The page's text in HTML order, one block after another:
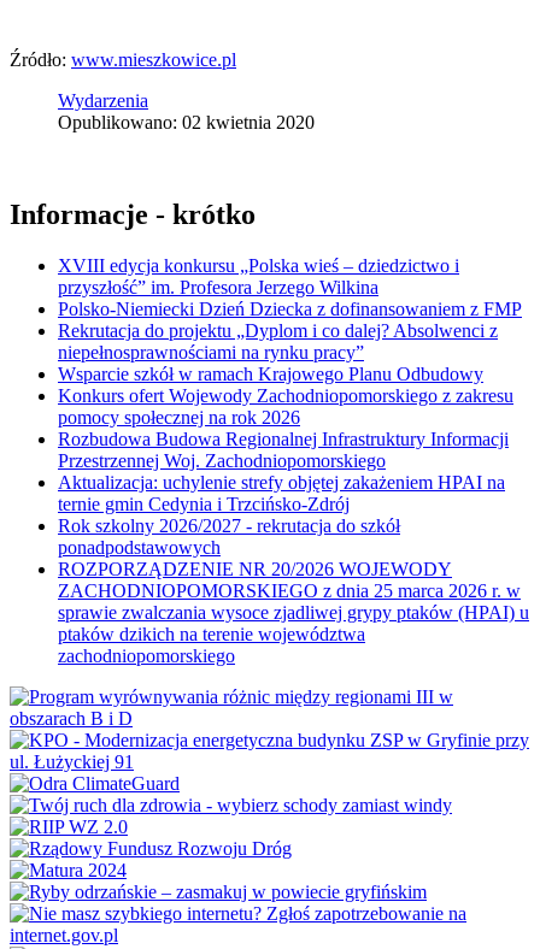
Źródło: www.mieszkowice.pl
Wydarzenia
Opublikowano: 02 kwietnia 2020
Informacje - krótko
XVIII edycja konkursu „Polska wieś – dziedzictwo i
przyszłość” im. Profesora Jerzego Wilkina
Polsko-Niemiecki Dzień Dziecka z dofinansowaniem z FMP
Rekrutacja do projektu „Dyplom i co dalej? Absolwenci z
niepełnosprawnościami na rynku pracy”
Wsparcie szkół w ramach Krajowego Planu Odbudowy
Konkurs ofert Wojewody Zachodniopomorskiego z zakresu
pomocy społecznej na rok 2026
Rozbudowa Budowa Regionalnej Infrastruktury Informacji
Przestrzennej Woj. Zachodniopomorskiego
Aktualizacja: uchylenie strefy objętej zakażeniem HPAI na
ternie gmin Cedynia i Trzcińsko-Zdrój
Rok szkolny 2026/2027 - rekrutacja do szkół
ponadpodstawowych
ROZPORZĄDZENIE NR 20/2026 WOJEWODY
ZACHODNIOPOMORSKIEGO z dnia 25 marca 2026 r. w
sprawie zwalczania wysoce zjadliwej grypy ptaków (HPAI) u
ptaków dzikich na terenie województwa
zachodniopomorskiego